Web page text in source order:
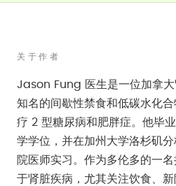
关于作者
Jason Fung 医生是一位加拿大
知名的间歇性禁食和低碳水化
疗 2 型糖尿病和肥胖症。他毕
学学位，并在加州大学洛杉矶
院医师实习。作为多伦多的一
于肾脏疾病，尤其关注饮食、